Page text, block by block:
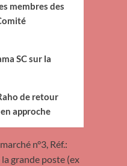
membres des
SC sur la
de retour
approche
n°3, Réf.:
grande poste (ex